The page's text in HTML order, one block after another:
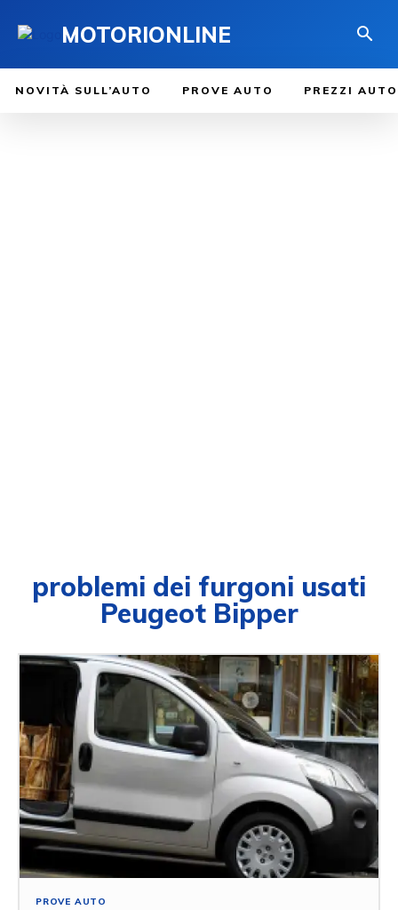
MOTORIONLINE
NOVITÀ SULL’AUTO PROVE AUTO PREZZI AUTO
problemi dei furgoni usati
Peugeot Bipper
PROVE AUTO